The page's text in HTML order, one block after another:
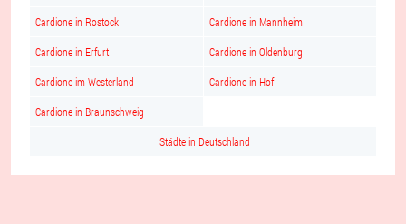
Cardione in Rostock Cardione in Mannheim
Cardione in Erfurt Cardione in Oldenburg
Cardione im Westerland Cardione in Hof
Cardione in Braunschweig
Städte in Deutschland